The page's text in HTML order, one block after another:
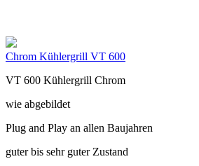
Chrom Kühlergrill VT 600
VT 600 Kühlergrill Chrom
wie abgebildet
Plug and Play an allen Baujahren
guter bis sehr guter Zustand